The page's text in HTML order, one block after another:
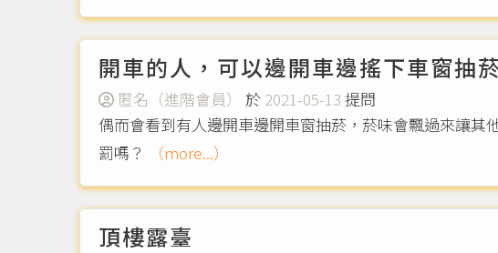
開車的人，可以邊開車邊搖下車窗抽
匿名（進階會員） 於 2021-05-13 提問
偶而會看到有人邊開車邊開車窗抽菸，菸味會飄過來讓
罰嗎？
（more...）
頂樓露臺